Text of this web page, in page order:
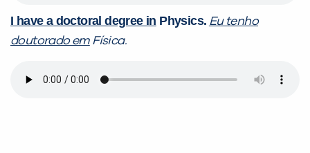
I have a doctoral degree in Physics. Eu tenho
doutorado emFísica.